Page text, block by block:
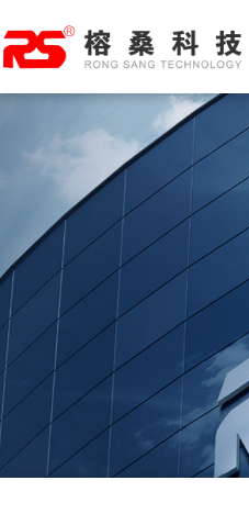
至
内
容
AI融合图像识别技术：燃气特